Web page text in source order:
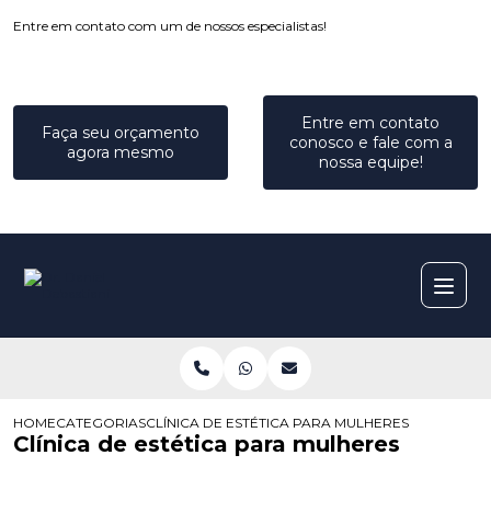
Entre em contato com um de nossos especialistas!
Faça seu orçamento
agora mesmo
Entre em contato
conosco e fale com a
nossa equipe!
HOMECATEGORIASCLÍNICA DE ESTÉTICA PARA MULHERES
Clínica de estética para mulheres